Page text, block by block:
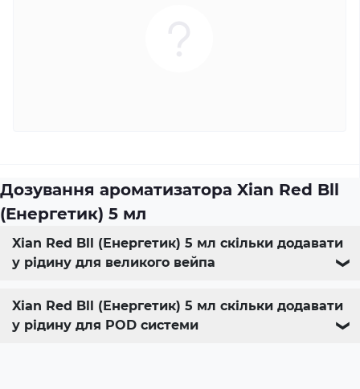
Дозування ароматизатора Xian Red Bll
(Енергетик) 5 мл
Xian Red Bll (Енергетик) 5 мл скільки додавати
у рідину для великого вейпа
❯
Xian Red Bll (Енергетик) 5 мл скільки додавати
у рідину для POD системи
❯